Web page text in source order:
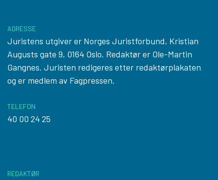
ADRESSE
Juristens utgiver er Norges Juristforbund, Kristian
Augusts gate 9, 0164 Oslo. Redaktør er Ole-Martin
Gangnes. Juristen redigeres etter redaktørplakaten
og er medlem av Fagpressen.
TELEFON
40 00 24 25
REDAKTØR